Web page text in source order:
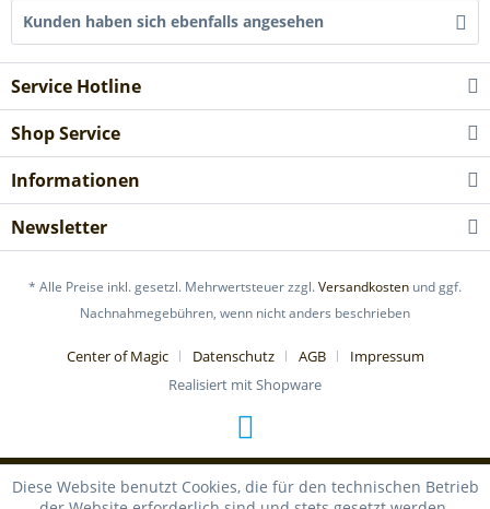
Kunden haben sich ebenfalls angesehen
Service Hotline
Shop Service
Informationen
Newsletter
* Alle Preise inkl. gesetzl. Mehrwertsteuer zzgl.Versandkosten und ggf.
Nachnahmegebühren, wenn nicht anders beschrieben
Center of Magic Datenschutz AGB
Impressum
Realisiert mit Shopware
Diese Website benutzt Cookies, die für den technischen Betrieb